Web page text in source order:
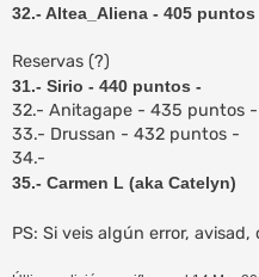
32.- Altea_Aliena - 405 puntos
Reservas (?)
31.- Sirio - 440 puntos -
32.- Anitagape - 435 puntos -
33.- Drussan - 432 puntos -
34.-
35.- Carmen L (aka Catelyn)
PS: Si veis algún error, avisad,